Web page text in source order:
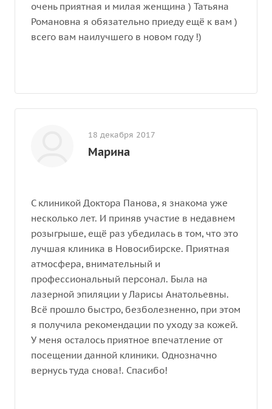
очень приятная и милая женщина ) Татьяна
Романовна я обязательно приеду ещё к вам )
всего вам наилучшего в новом году !)
18 декабря 2017
Марина
С клиникой Доктора Панова, я знакома уже
несколько лет. И приняв участие в недавнем
розыгрыше, ещё раз убедилась в том, что это
лучшая клиника в Новосибирске. Приятная
атмосфера, внимательный и
профессиональный персонал. Была на
лазерной эпиляции у Ларисы Анатольевны.
Всё прошло быстро, безболезненно, при этом
я получила рекомендации по уходу за кожей.
У меня осталось приятное впечатление от
посещении данной клиники. Однозначно
вернусь туда снова!. Спасибо!